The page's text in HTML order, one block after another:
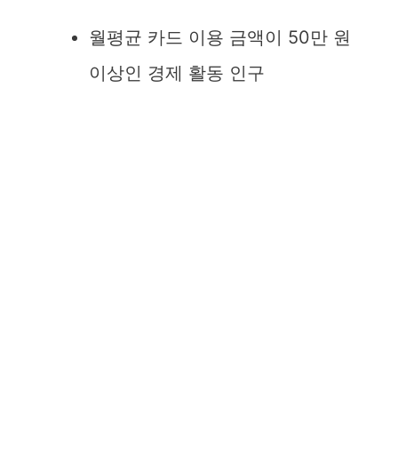
월평균 카드 이용 금액이 50만 원
이상인 경제 활동 인구